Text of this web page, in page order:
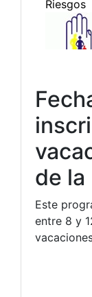
de la
Este
entre 8 y